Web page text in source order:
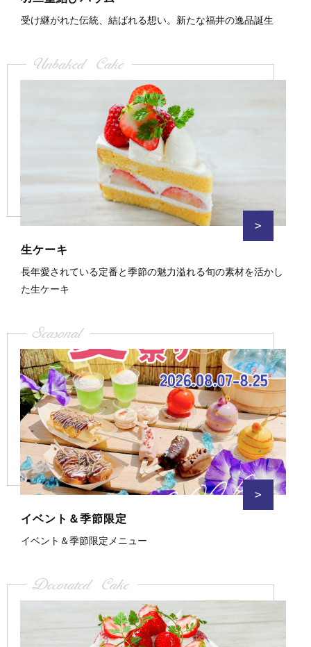
受け継がれた伝統、結ばれる想い。新たな福井の逸品誕生
Unbaked Cake
>
生ケーキ
長年愛されている定番と季節の魅力溢れる旬の素材を活かし
た生ケーキ
Seasonal
>
イベント＆季節限定
イベント＆季節限定メニュー
Decorated Cake